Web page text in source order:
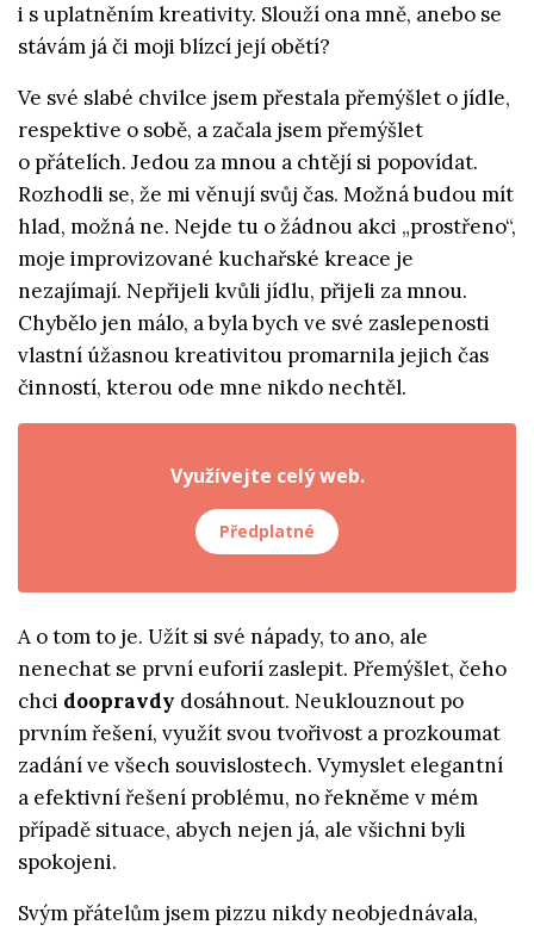
i s uplatněním kreativity. Slouží ona mně, anebo se
stávám já či moji blízcí její obětí?
Ve své slabé chvilce jsem přestala přemýšlet o jídle,
respektive o sobě, a začala jsem přemýšlet
o přátelích. Jedou za mnou a chtějí si popovídat.
Rozhodli se, že mi věnují svůj čas. Možná budou mít
hlad, možná ne. Nejde tu o žádnou akci „prostřeno“,
moje improvizované kuchařské kreace je
nezajímají. Nepřijeli kvůli jídlu, přijeli za mnou.
Chybělo jen málo, a byla bych ve své zaslepenosti
vlastní úžasnou kreativitou promarnila jejich čas
činností, kterou ode mne nikdo nechtěl.
Využívejte celý web.
Předplatné
A o tom to je. Užít si své nápady, to ano, ale
nenechat se první euforií zaslepit. Přemýšlet, čeho
chci doopravdy dosáhnout. Neuklouznout po
prvním řešení, využít svou tvořivost a prozkoumat
zadání ve všech souvislostech. Vymyslet elegantní
a efektivní řešení problému, no řekněme v mém
případě situace, abych nejen já, ale všichni byli
spokojeni.
Svým přátelům jsem pizzu nikdy neobjednávala,